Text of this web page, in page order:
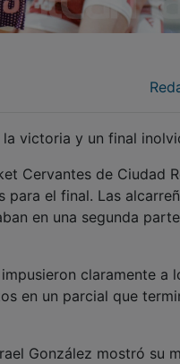
victoria y un final
Cervantes de Ciudad
el final. Las
en una segunda
claramente a
en un parcial que
González mostró su